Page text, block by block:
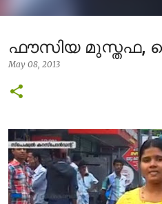
ഫൗസിയ മുസ്തഫ,
May 08, 2013